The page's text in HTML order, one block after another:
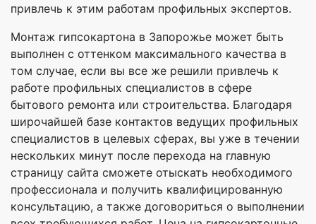
привлечь к этим работам профильных экспертов.
Монтаж гипсокартона в Запорожье может быть
выполнен с оттенком максимального качества в
том случае, если вы все же решили привлечь к
работе профильных специалистов в сфере
бытового ремонта или строительства. Благодаря
широчайшей базе контактов ведущих профильных
специалистов в целевых сферах, вы уже в течении
нескольких минут после перехода на главную
страницу сайта сможете отыскать необходимого
профессионала и получить квалифицированную
консультацию, а также договориться о выполнении